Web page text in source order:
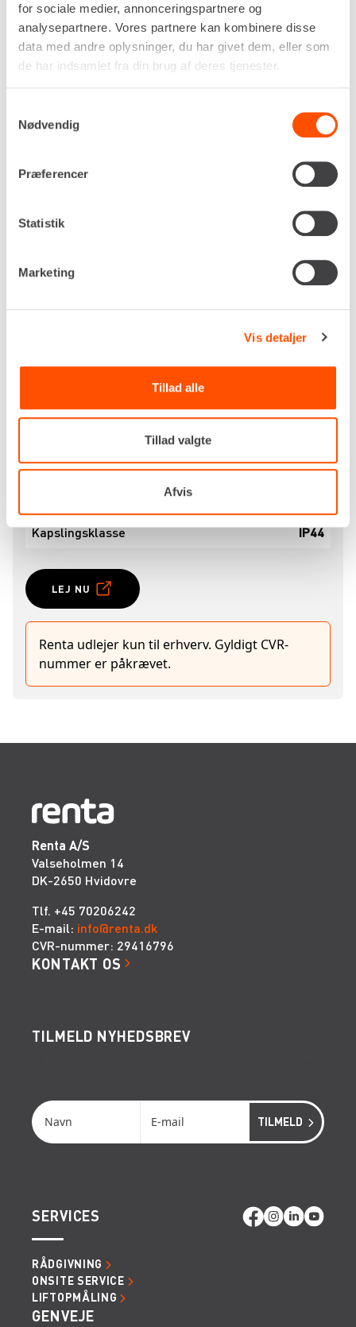
for sociale medier, annonceringspartnere og
analysepartnere. Vores partnere kan kombinere disse
data med andre oplysninger, du har givet dem, eller som
de har indsamlet fra din brug af deres tjenester.
Nødvendig
Præferencer
Statistik
Marketing
Vis detaljer
Tillad alle
Tillad valgte
Afvis
Gør danske stik kompatible med 400V 16A CEE-
forbindelser
Robust og sikker konstruktion til professionel
Hurtig tilslutning uden ombygning af udstyr
Ideel til midlertidige installationer og
Kort sagt: Et adapterstik CEE → fladstik er et
lettere, når du har brug for fleksibel
Kontakt din
for at høre
mere om udlejning af adapterstik CEE → fladstik,
Strømværdi
16A
3P+N+J
Forlængerled 400v 16A
Kapslingsklasse
IP44
LEJ NU
Renta udlejer kun til erhverv. Gyldigt CVR-
nummer er påkrævet.
Renta A/S
Valseholmen 14
DK-2650 Hvidovre
Tlf. +45 70206242
E-mail: info@renta.dk
CVR-nummer: 29416796
KONTAKT OS
TILMELD NYHEDSBREV
SERVICES
RÅDGIVNING
ONSITE SERVICE
LIFTOPMÅLING
GENVEJE